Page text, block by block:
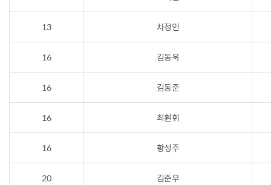
13 차정인
16 김동욱
16 김동준
16 최훤휘
16 황성주
20 김준우